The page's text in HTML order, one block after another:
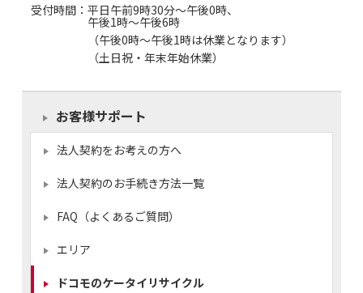
受付時間：平日午前9時30分～午後0時、
午後1時～午後6時
（午後0時～午後1時は休業となります）
（土日祝・年末年始休業）
お客様サポート
法人契約をお考えの方へ
法人契約のお手続き方法一覧
FAQ（よくあるご質問）
エリア
ドコモのケータイリサイクル